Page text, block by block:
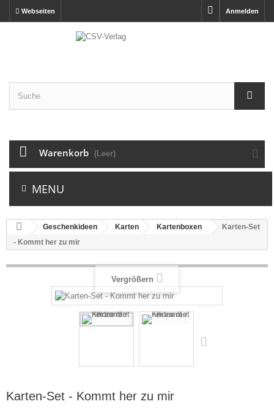
Anmelden
Webseiten
Warenkorb (Leer)
MENU
Geschenkideen Karten Kartenboxen
Karten-Set
- Kommt her zu mir
Vergrößern
Karten-Set - Kommt her zu mir